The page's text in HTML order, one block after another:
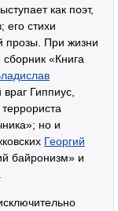
как поэт,
его стихи
прозы. При жизни
«Книга
Гиппиус,
но и
Георгий
байронизм» и